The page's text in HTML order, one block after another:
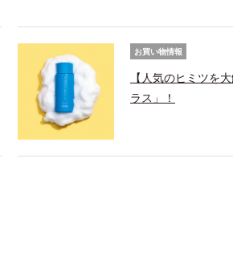
お買い物情報
【人気のヒミツを
ラス」！